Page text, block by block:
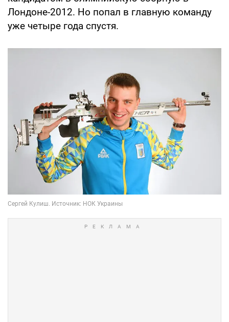
Лондоне-2012. Но попал в главную команду
уже четыре года спустя.